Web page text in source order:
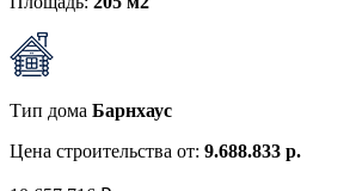
Тип дома Барнхаус
Цена строительства от: 9.688.833 р.